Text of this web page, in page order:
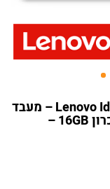
מחשב נייד 15.3 אינץ Lenovo IdeaPad Slim 3i – מעבד
Intel Core 3 100U – כונן 512GB – זכרון 16GB –